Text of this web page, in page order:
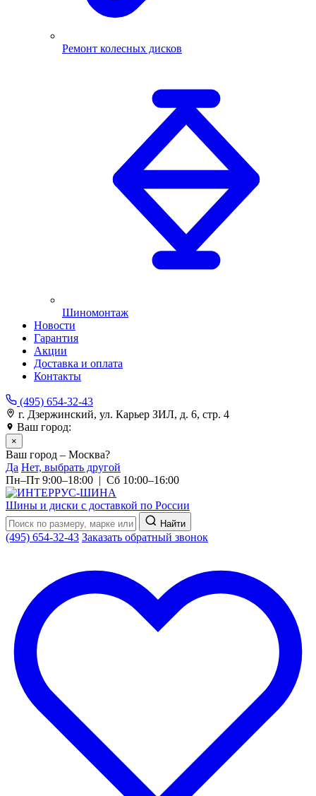
Ремонт колесных дисков
Шиномонтаж
Новости
Гарантия
Акции
Доставка и оплата
Контакты
(495) 654-32-43
г. Дзержинский, ул. Карьер ЗИЛ, д. 6, стр. 4
Ваш город:
×
Ваш город – Москва?
Да Нет, выбрать другой
Пн–Пт 9:00–18:00 | Сб 10:00–16:00
Шины и диски с доставкой по России
Найти
(495) 654-32-43 Заказать обратный звонок